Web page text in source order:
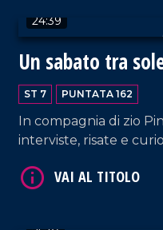
24:39
Un sabato tra
ST 7 PUNTATA 162
In compagnia di zio
interviste, risate e
VAI AL TITOLO